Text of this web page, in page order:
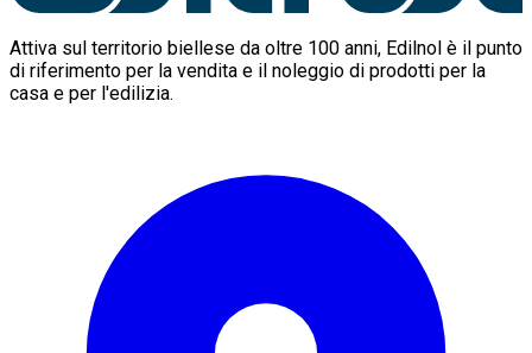
Attiva sul territorio biellese da oltre 100 anni, Edilnol è il punto
di riferimento per la vendita e il noleggio di prodotti per la
casa e per l'edilizia.